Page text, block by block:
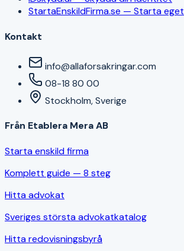
StartaEnskildFirma.se — Starta eget
Kontakt
info@allaforsakringar.com
08-18 80 00
Stockholm, Sverige
Från Etablera Mera AB
Starta enskild firma
Komplett guide — 8 steg
Hitta advokat
Sveriges största advokatkatalog
Hitta redovisningsbyrå